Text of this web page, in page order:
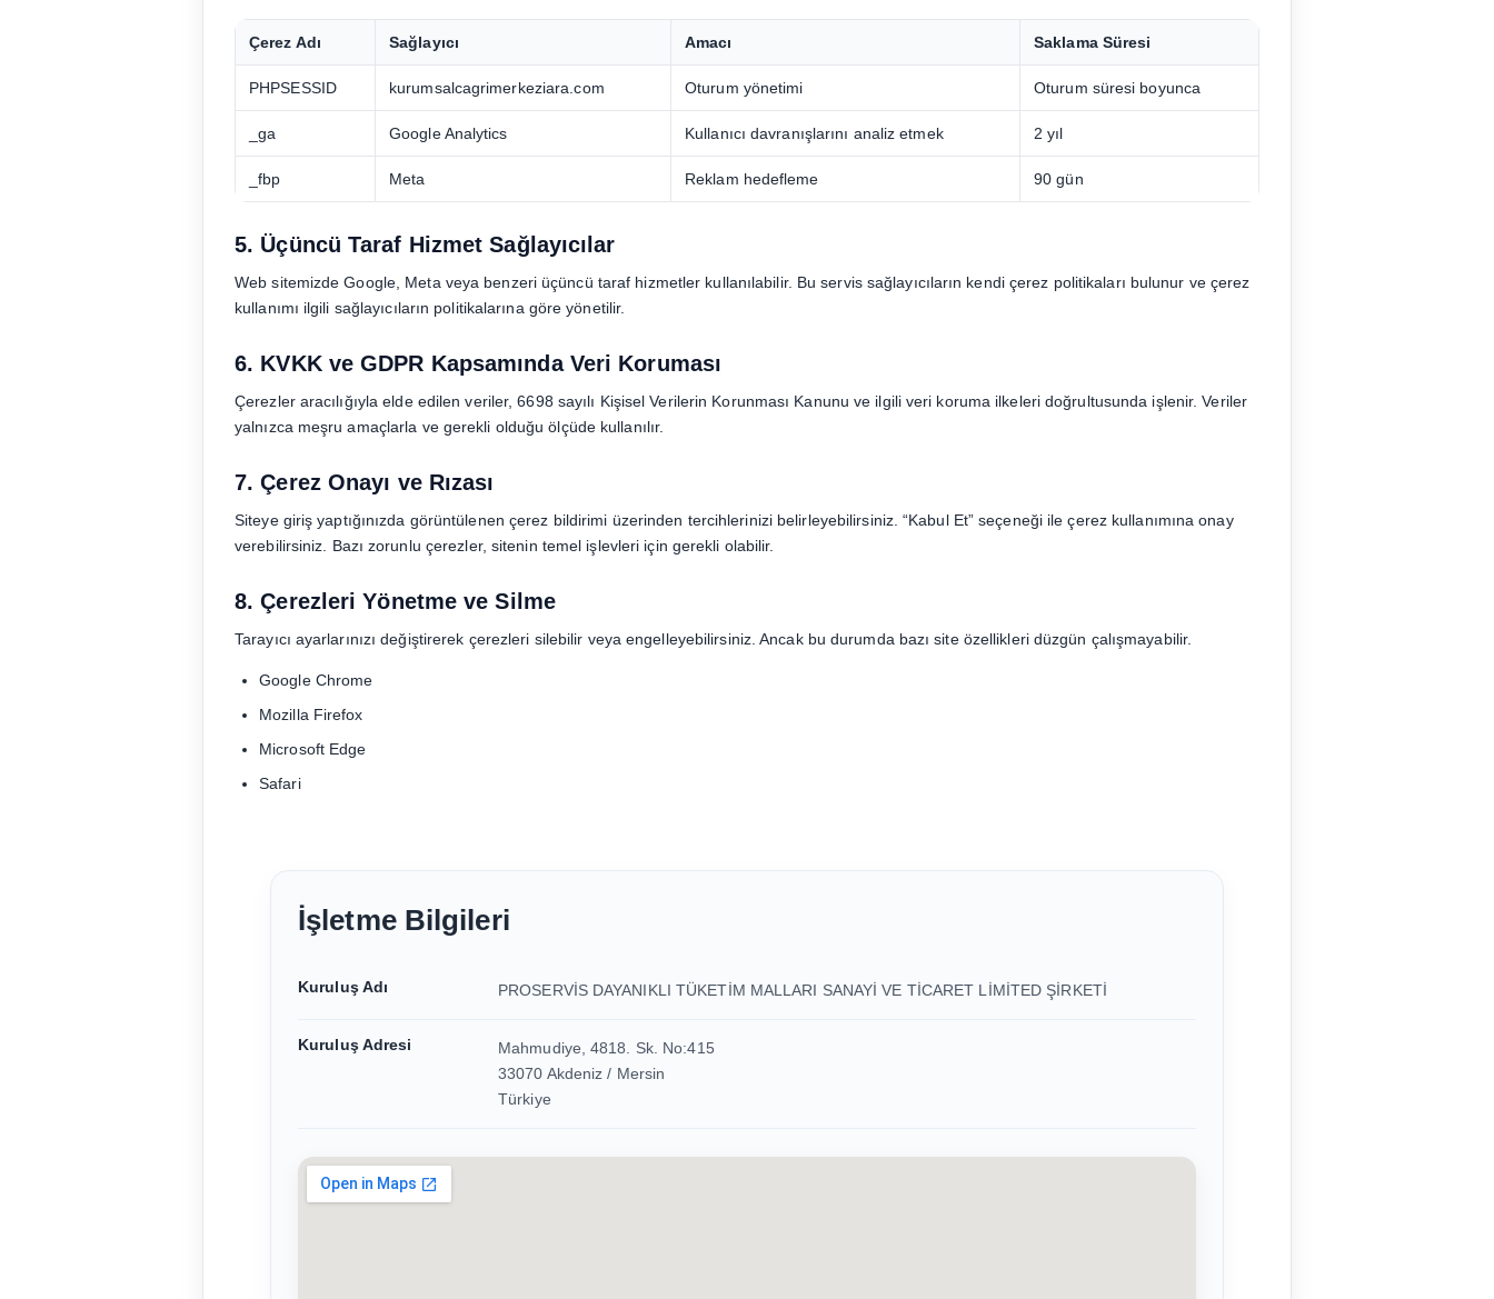
Çerez Adı Sağlayıcı Amacı Saklama Süresi
PHPSESSID kurumsalcagrimerkeziara.com Oturum yönetimi Oturum süresi boyunca
_ga Google Analytics Kullanıcı davranışlarını analiz etmek 2 yıl
_fbp Meta Reklam hedefleme 90 gün
5. Üçüncü Taraf Hizmet Sağlayıcılar
Web sitemizde Google, Meta veya benzeri üçüncü taraf hizmetler kullanılabilir. Bu servis sağlayıcıların kendi çerez politikaları bulunur ve çerez
kullanımı ilgili sağlayıcıların politikalarına göre yönetilir.
6. KVKK ve GDPR Kapsamında Veri Koruması
Çerezler aracılığıyla elde edilen veriler, 6698 sayılı Kişisel Verilerin Korunması Kanunu ve ilgili veri koruma ilkeleri doğrultusunda işlenir. Veriler
yalnızca meşru amaçlarla ve gerekli olduğu ölçüde kullanılır.
7. Çerez Onayı ve Rızası
Siteye giriş yaptığınızda görüntülenen çerez bildirimi üzerinden tercihlerinizi belirleyebilirsiniz. “Kabul Et” seçeneği ile çerez kullanımına onay
verebilirsiniz. Bazı zorunlu çerezler, sitenin temel işlevleri için gerekli olabilir.
8. Çerezleri Yönetme ve Silme
Tarayıcı ayarlarınızı değiştirerek çerezleri silebilir veya engelleyebilirsiniz. Ancak bu durumda bazı site özellikleri düzgün çalışmayabilir.
Google Chrome
Mozilla Firefox
Microsoft Edge
Safari
İşletme Bilgileri
Kuruluş Adı PROSERVİS DAYANIKLI TÜKETİM MALLARI SANAYİ VE TİCARET LİMİTED ŞİRKETİ
Kuruluş Adresi
Mahmudiye, 4818. Sk. No:415
33070 Akdeniz / Mersin
Türkiye